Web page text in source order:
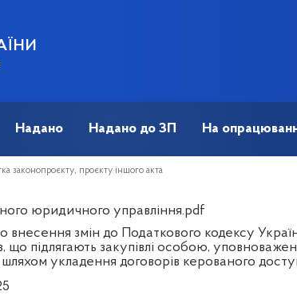
Надано Надано до ЗП На
законопроєкту, проєкту іншого акта
юридичного управління.pdf
внесення змін до Податкового кодексу
що підлягають закупівлі особою,
укладення договорів керованого